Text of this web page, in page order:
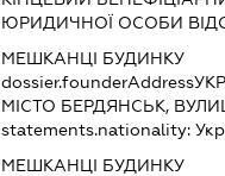
ЮРИДИЧНОЇ ОСОБИ
МЕШКАНЦІ БУДИНКУ
dossier.founderAddress
МІСТО БЕРДЯНСЬК,
statements.nationality:
МЕШКАНЦІ БУДИНКУ